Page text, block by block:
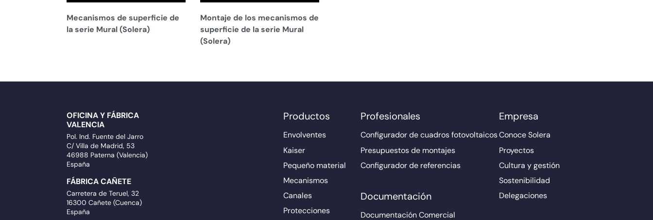
Mecanismos de superficie de
la serie Mural (Solera)
Montaje de los mecanismos de
superficie de la serie Mural
(Solera)
OFICINA Y FÁBRICA
VALENCIA
Pol. Ind. Fuente del Jarro
C/ Villa de Madrid, 53
46988 Paterna (Valencia)
España
FÁBRICA CAÑETE
Carretera de Teruel, 32
16300 Cañete (Cuenca)
España
Productos
Envolventes
Kaiser
Pequeño material
Mecanismos
Canales
Protecciones
Profesionales
Configurador de cuadros fotovoltaicos
Presupuestos de montajes
Configurador de referencias
Documentación
Documentación Comercial
Empresa
Conoce Solera
Proyectos
Cultura y gestión
Sostenibilidad
Delegaciones